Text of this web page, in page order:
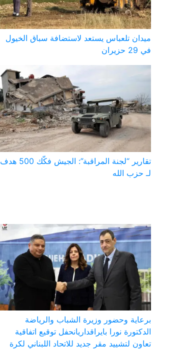
ميدان تلعباس يستعد لاستضافة سباق الخيول
في 29 حزيران
تقارير “لجنة المراقبة”: الجيش فكّك 500 هدف
لـ حزب الله
برعاية وحضور وزيرة الشباب والرياضة
الدكتورة نورا بايراقداريانحفل توقيع اتفاقية
تعاون لتشييد مقر جديد للاتحاد اللبناني لكرة